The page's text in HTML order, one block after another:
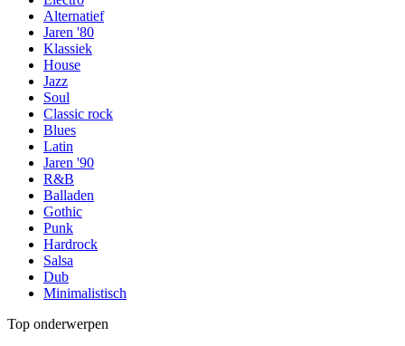
Alternatief
Jaren '80
Klassiek
House
Jazz
Soul
Classic rock
Blues
Latin
Jaren '90
R&B
Balladen
Gothic
Punk
Hardrock
Salsa
Dub
Minimalistisch
Top onderwerpen